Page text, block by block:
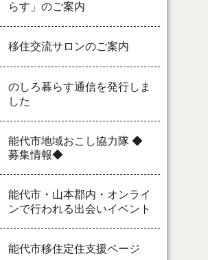
らす」のご案内
移住交流サロンのご案内
のしろ暮らす通信を発行しま
した
能代市地域おこし協力隊 ◆
募集情報◆
能代市・山本郡内・オンライ
ンで行われる出会いイベント
能代市移住定住支援ページ